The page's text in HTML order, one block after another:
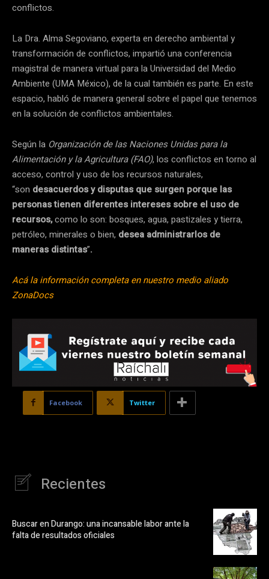
conflictos.
La Dra. Alma Segoviano, experta en derecho ambiental y
transformación de conflictos, impartió una conferencia
magistral de manera virtual para la Universidad del Medio
Ambiente (UMA México), de la cual también es parte. En este
espacio, habló de manera general sobre el papel que tenemos
en la solución de conflictos ambientales.
Según la Organización de las Naciones Unidas para la
Alimentación y la Agricultura (FAO), los conflictos en torno al
acceso, control y uso de los recursos naturales,
“son desacuerdos y disputas que surgen porque las
personas tienen diferentes intereses sobre el uso de
recursos,como lo son: bosques, agua, pastizales y tierra,
petróleo, minerales o bien, desea administrarlos de
maneras distintas”.
Acá la información completa en nuestro medio aliado
ZonaDocs
Facebook Twitter
Recientes
Buscar en Durango: una incansable labor ante la
falta de resultados oficiales